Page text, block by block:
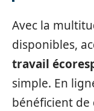
Avec la
disponibles,
travail
simple. En
bénéficient de